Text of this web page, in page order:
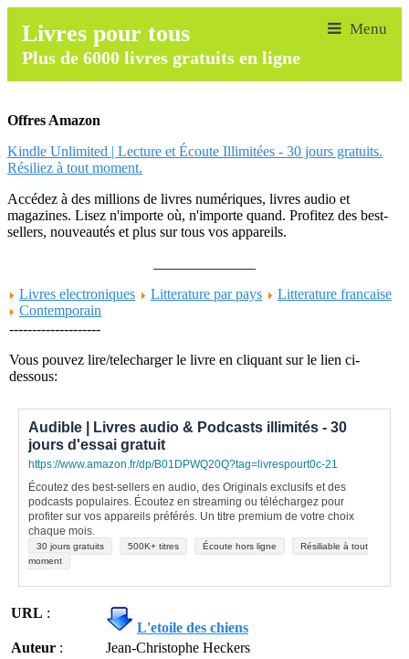
Livres pour tous
Plus de 6000 livres gratuits en ligne
Offres Amazon
Kindle Unlimited | Lecture et Écoute Illimitées - 30 jours gratuits.
Résiliez à tout moment.
Accédez à des millions de livres numériques, livres audio et
magazines. Lisez n'importe où, n'importe quand. Profitez des best-
sellers, nouveautés et plus sur tous vos appareils.
Livres electroniques
Litterature par pays
Litterature francaise
Contemporain
--------------------
Vous pouvez lire/telecharger le livre en cliquant sur le lien ci-
dessous:
Audible | Livres audio & Podcasts illimités - 30
jours d'essai gratuit
https://www.amazon.fr/dp/B01DPWQ20Q?tag=livrespourt0c-21
Écoutez des best-sellers en audio, des Originals exclusifs et des
podcasts populaires. Écoutez en streaming ou téléchargez pour
profiter sur vos appareils préférés. Un titre premium de votre choix
chaque mois.
30 jours gratuits 500K+ titres Écoute hors ligne
Résiliable à tout
moment
URL :
L'etoile des chiens
Auteur :
Jean-Christophe Heckers